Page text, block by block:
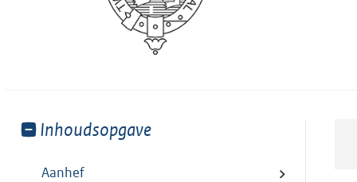
Toon
van:
Inhoudsopgave
Aanhef